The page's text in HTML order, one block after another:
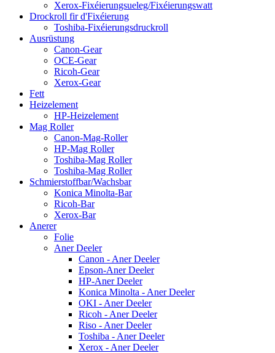
Xerox-Fixéierungsueleg/Fixéierungswatt
Drockroll fir d'Fixéierung
Toshiba-Fixéierungsdruckroll
Ausrüstung
Canon-Gear
OCE-Gear
Ricoh-Gear
Xerox-Gear
Fett
Heizelement
HP-Heizelement
Mag Roller
Canon-Mag-Roller
HP-Mag Roller
Toshiba-Mag Roller
Toshiba-Mag Roller
Schmierstoffbar/Wachsbar
Konica Minolta-Bar
Ricoh-Bar
Xerox-Bar
Anerer
Folie
Aner Deeler
Canon - Aner Deeler
Epson-Aner Deeler
HP-Aner Deeler
Konica Minolta - Aner Deeler
OKI - Aner Deeler
Ricoh - Aner Deeler
Riso - Aner Deeler
Toshiba - Aner Deeler
Xerox - Aner Deeler